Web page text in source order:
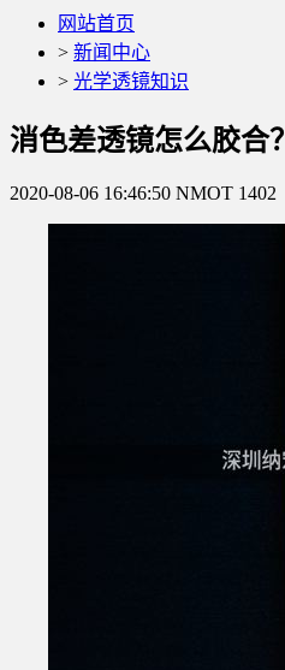
网站首页
> 新闻中心
> 光学透镜知识
消色差透镜怎么胶合？
2020-08-06 16:46:50 NMOT 1402